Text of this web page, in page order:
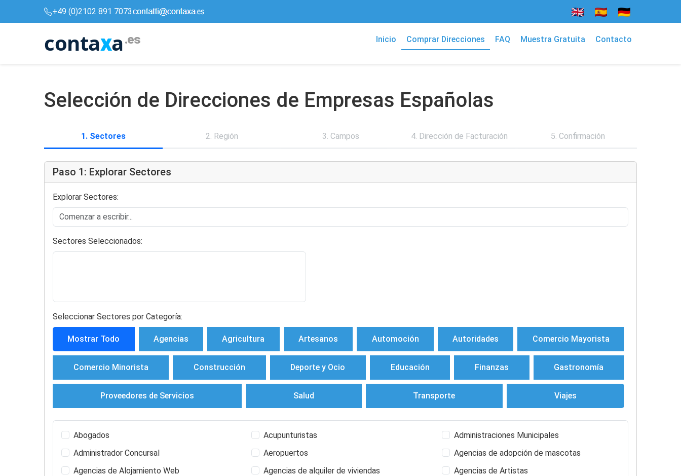
+49 (0)2102 891 7073
contaxa.es Inicio Comprar Direcciones FAQ Muestra Gratuita Contacto
Selección de Direcciones de Empresas Españolas
1. Sectores 2. Región 3. Campos 4. Dirección de Facturación 5. Confirmación
Paso 1: Explorar Sectores
Explorar Sectores:
Sectores Seleccionados:
Seleccionar Sectores por Categoría:
Mostrar Todo Agencias Agricultura Artesanos Automoción Autoridades Comercio Mayorista
Comercio Minorista Construcción Deporte y Ocio Educación Finanzas Gastronomía
Proveedores de Servicios Salud Transporte Viajes
Abogados Acupunturistas
Administraciones Municipales
Administrador Concursal
Aeropuertos
Agencias de adopción de mascotas
Agencias de Alojamiento Web
Agencias de alquiler de viviendas
Agencias de Artistas